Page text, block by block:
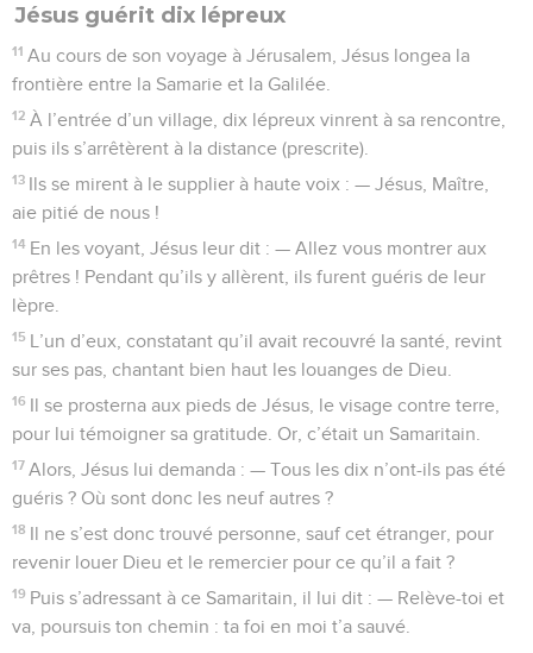
Jésus guérit dix lépreux
11 Au cours de son voyage à Jérusalem, Jésus longea la
frontière entre la Samarie et la Galilée.
12 À l’entrée d’un village, dix lépreux vinrent à sa rencontre,
puis ils s’arrêtèrent à la distance (prescrite).
13 Ils se mirent à le supplier à haute voix : — Jésus, Maître,
aie pitié de nous !
14 En les voyant, Jésus leur dit : — Allez vous montrer aux
prêtres ! Pendant qu’ils y allèrent, ils furent guéris de leur
lèpre.
15 L’un d’eux, constatant qu’il avait recouvré la santé, revint
sur ses pas, chantant bien haut les louanges de Dieu.
16 Il se prosterna aux pieds de Jésus, le visage contre terre,
pour lui témoigner sa gratitude. Or, c’était un Samaritain.
17 Alors, Jésus lui demanda : — Tous les dix n’ont-ils pas été
guéris ? Où sont donc les neuf autres ?
18 Il ne s’est donc trouvé personne, sauf cet étranger, pour
revenir louer Dieu et le remercier pour ce qu’il a fait ?
19 Puis s’adressant à ce Samaritain, il lui dit : — Relève-toi et
va, poursuis ton chemin : ta foi en moi t’a sauvé.